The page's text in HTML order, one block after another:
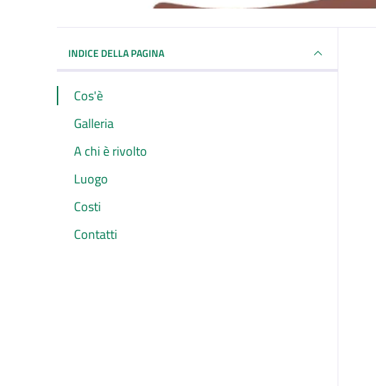
INDICE DELLA PAGINA
Cos'è
Galleria
A chi è rivolto
Luogo
Costi
Contatti